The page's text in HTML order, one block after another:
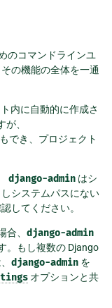
のコマンドラインユ
の機能の全体を一通
内に自動的に作成さ
、
でき、プロジェクト
django-admin はシ
システムパスにない
してください。
合、 django-admin
。もし複数の Django
django-admin を
オプションと共